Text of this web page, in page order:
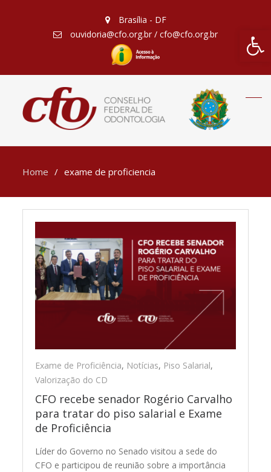
Barra
Brasília - DF
ouvidoria@cfo.org.br / cfo@cfo.org.br
Home exame de proficiencia
Exame de Proficiência, Notícias, Piso Salarial,
Valorização do CD
CFO recebe senador Rogério Carvalho
para tratar do piso salarial e Exame
de Proficiência
Líder do Governo no Senado visitou a sede do
CFO e participou de reunião sobre a importância